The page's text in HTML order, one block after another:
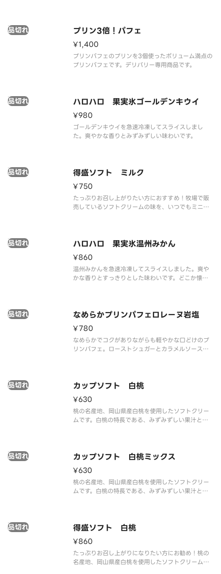
いを実現しました。
プリン3倍！パフェ
品切れ
¥1,400
プリンパフェのプリンを3個使ったボリューム満点の
プリンパフェです。デリバリー専用商品です。
ハロハロ 果実氷ゴールデンキウイ
品切れ
¥980
ゴールデンキウイを急速冷凍してスライスしまし
た。爽やかな香りとみずみずしい味わいです。
得盛ソフト ミルク
品切れ
¥750
たっぷりお召し上がりたい方におすすめ！牧場で販
売しているソフトクリームの味を、いつでもミニス
ハロハロ 果実氷温州みかん
品切れ
¥860
温州みかんを急速冷凍してスライスしました。爽や
かな香りとすっきりとした味わいです。どこか懐か
なめらかプリンパフェロレーヌ岩塩
品切れ
¥780
なめらかでコクがありながらも軽やかな口どけのプ
リンパフェ。ローストシュガーとカラメルソースに
カップソフト 白桃
品切れ
¥630
桃の名産地、岡山県産白桃を使用したソフトクリー
ムです。白桃の特長である、みずみずしい果汁と上
カップソフト 白桃ミックス
品切れ
¥630
桃の名産地、岡山県産白桃を使用したソフトクリー
ムです。白桃の特長である、みずみずしい果汁と上
得盛ソフト 白桃
品切れ
¥860
たっぷりお召し上がりになりたい方にお勧め！桃の
名産地、岡山県産白桃を使用したソフトクリームで